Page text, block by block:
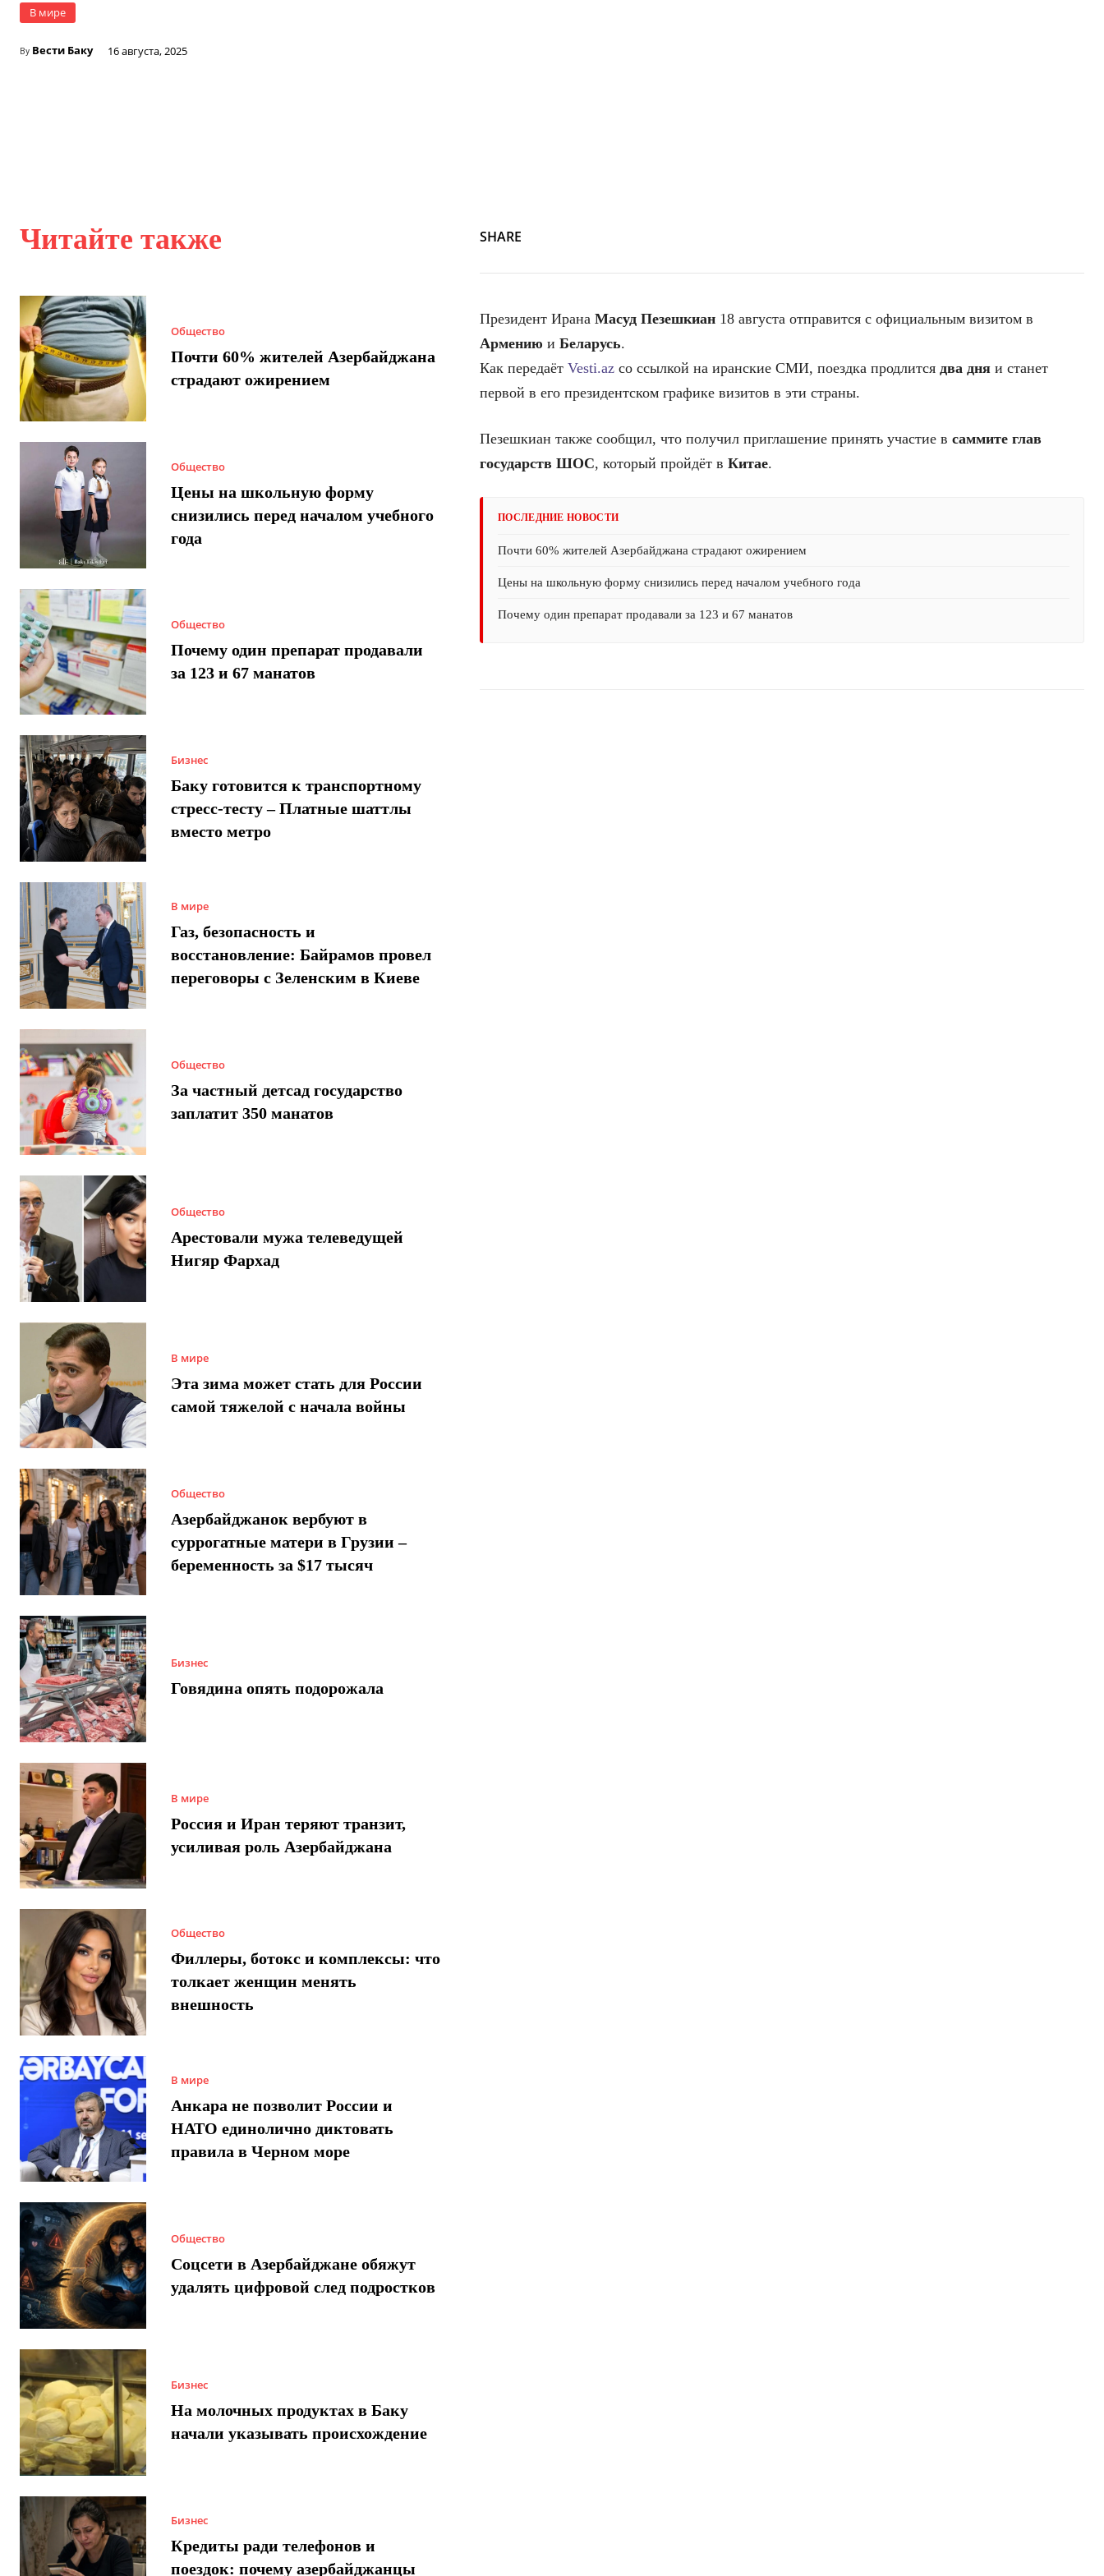
В мире
By Вести Баку 16 августа, 2025
Читайте также
Общество
Почти 60% жителей Азербайджана
страдают ожирением
Общество
Цены на школьную форму
снизились перед началом учебного
года
Общество
Почему один препарат продавали
за 123 и 67 манатов
Бизнес
Баку готовится к транспортному
стресс-тесту – Платные шаттлы
вместо метро
В мире
Газ, безопасность и
восстановление: Байрамов провел
переговоры с Зеленским в Киеве
Общество
За частный детсад государство
заплатит 350 манатов
Общество
Арестовали мужа телеведущей
Нигяр Фархад
В мире
Эта зима может стать для России
самой тяжелой с начала войны
Общество
Азербайджанок вербуют в
суррогатные матери в Грузии –
беременность за $17 тысяч
Бизнес
Говядина опять подорожала
В мире
Россия и Иран теряют транзит,
усиливая роль Азербайджана
Общество
Филлеры, ботокс и комплексы: что
толкает женщин менять
внешность
В мире
Анкара не позволит России и
НАТО единолично диктовать
правила в Черном море
Общество
Соцсети в Азербайджане обяжут
удалять цифровой след подростков
Бизнес
На молочных продуктах в Баку
начали указывать происхождение
Бизнес
Кредиты ради телефонов и
поездок: почему азербайджанцы
SHARE
Президент Ирана Масуд Пезешкиан 18 августа отправится с официальным визитом в
Армению и Беларусь.
Как передаёт Vesti.az со ссылкой на иранские СМИ, поездка продлится два дня и станет
первой в его президентском графике визитов в эти страны.
Пезешкиан также сообщил, что получил приглашение принять участие в саммите глав
государств ШОС, который пройдёт в Китае.
ПОСЛЕДНИЕ НОВОСТИ
Почти 60% жителей Азербайджана страдают ожирением
Цены на школьную форму снизились перед началом учебного года
Почему один препарат продавали за 123 и 67 манатов